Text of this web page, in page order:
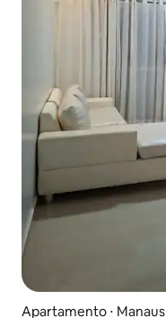
Apartamento ⋅ Manaus